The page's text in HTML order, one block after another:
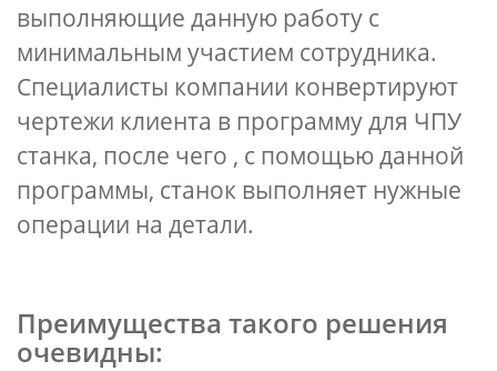
выполняющие данную работу с
минимальным участием сотрудника.
Специалисты компании конвертируют
чертежи клиента в программу для ЧПУ
станка, после чего , с помощью данной
программы, станок выполняет нужные
операции на детали.
Преимущества такого решения
очевидны: